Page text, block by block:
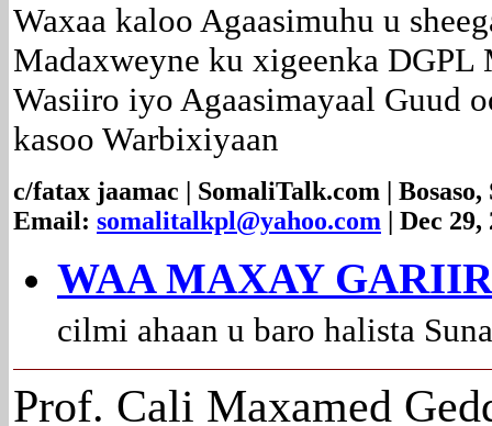
Waxaa kaloo Agaasimuhu u
Madaxweyne ku xigeenka DGPL
Wasiiro iyo Agaasimayaal Guud
kasoo Warbixiyaan
c/fatax jaamac | SomaliTalk.com | Bosaso,
Email: somalitalkpl@yahoo.com | Dec 29,
WAA MAXAY
cilmi ahaan u baro halista
Prof. Cali Maxamed